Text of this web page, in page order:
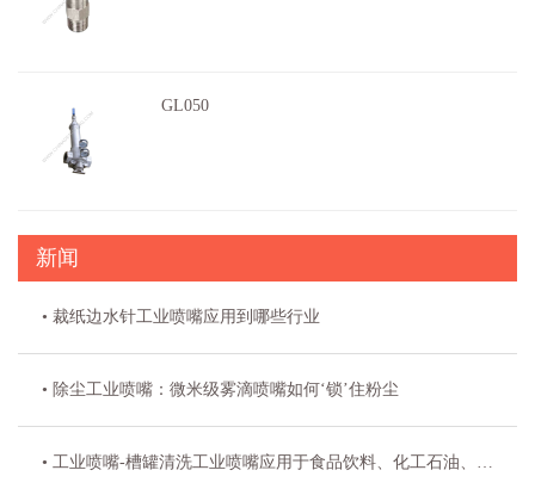
GL050
新闻
• 裁纸边水针工业喷嘴应用到哪些行业
• 除尘工业喷嘴：微米级雾滴喷嘴如何‘锁’住粉尘